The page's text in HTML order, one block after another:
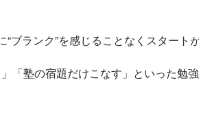
ランク”を感じることなくスタートが
「塾の宿題だけこなす」といった勉